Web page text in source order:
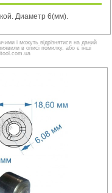
Диаметр 6(мм).
і можуть відрізнятися на даний
в описі помилку, або є інші